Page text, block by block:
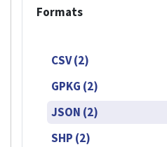
Formats
CSV (2)
GPKG (2)
JSON (2)
SHP (2)